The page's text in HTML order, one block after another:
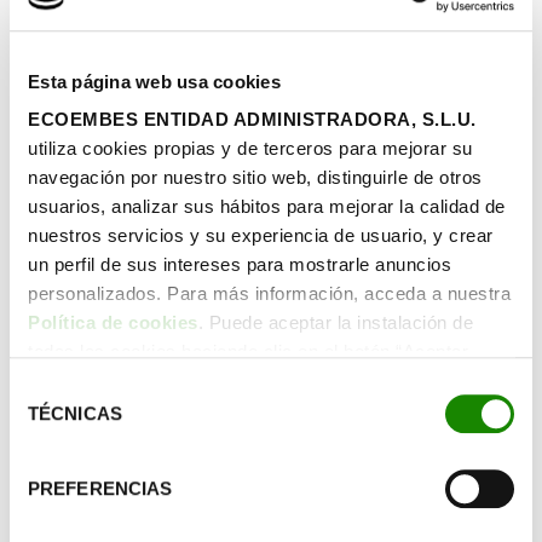
Esta página web usa cookies
ECOEMBES ENTIDAD ADMINISTRADORA, S.L.U.
utiliza cookies propias y de terceros para mejorar su
navegación por nuestro sitio web, distinguirle de otros
usuarios, analizar sus hábitos para mejorar la calidad de
nuestros servicios y su experiencia de usuario, y crear
un perfil de sus intereses para mostrarle anuncios
personalizados. Para más información, acceda a nuestra
Política de cookies. Puede aceptar la instalación de
botón “Configurar cookies”, o rechazar su instalación,
TÉCNICAS
PREFERENCIAS
: diseña sistemas
de generación energética a partir de fuentes
renovables.
Ingeniero de tratamiento de agua
sistemas de purificación y tratamiento del agua para
garantizar el acceso a agua potable.
Investigador en Ciencias Ambientales: realiza
investigaciones medioambientales para mejorar la
toma de decisiones ecológicas.
Responsable de sostenibilidad: es el encargado de
mantener un enfoque transversal de sostenibilidad
en la gestión diaria de las empresas.
y mantenimiento de paneles solares fotovoltaicos y
térmicos.
separar o reprocesar los materiales que llegan a la
planta.